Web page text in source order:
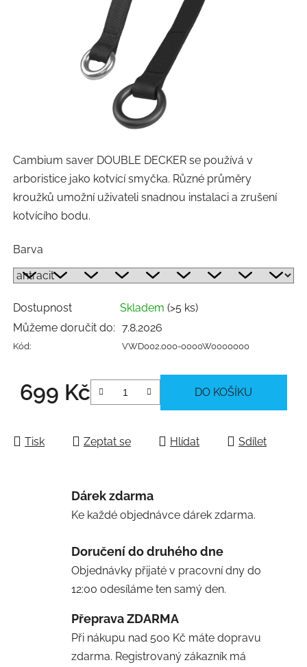
Cambium saver DOUBLE DECKER se používá v
arboristice jako kotvící smyčka. Různé průměry
kroužků umožní uživateli snadnou instalaci a zrušení
kotvícího bodu.
Barva
Dostupnost Skladem (>5 ks)
Můžeme doručit do: 7.8.2026
Kód: VWD002.000-0000W0000000
699 Kč DO KOŠÍKU
Tisk Zeptat se Hlídat Sdílet
Dárek zdarma
Ke každé objednávce dárek zdarma.
Doručení do druhého dne
Objednávky přijaté v pracovní dny do
12:00 odesíláme ten samý den.
Přeprava ZDARMA
Při nákupu nad 500 Kč máte dopravu
zdarma. Registrovaný zákazník má